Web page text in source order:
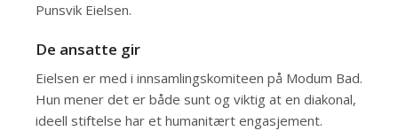
Punsvik Eielsen.
De ansatte gir
Eielsen er med i innsamlingskomiteen på Modum Bad.
Hun mener det er både sunt og viktig at en diakonal,
ideell stiftelse har et humanitært engasjement.